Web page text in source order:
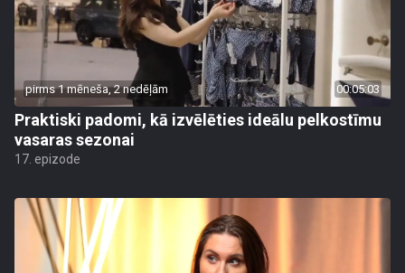
pirms 1 mēneša, 2 nedēļām 00:05:03
Praktiski padomi, kā izvēlēties ideālu pelkostīmu
vasaras sezonai
17. epizode